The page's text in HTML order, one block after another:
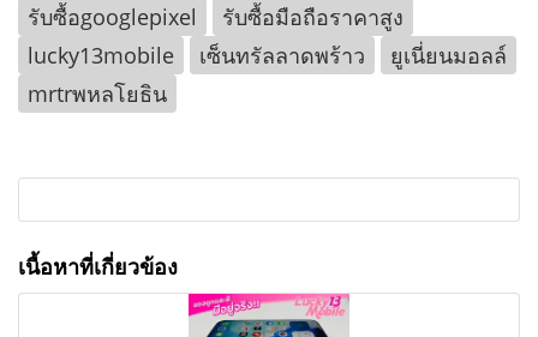
รับซื้อgooglepixel
รับซื้อมือถือราคาสูง
lucky13mobile
เซ็นทรัลลาดพร้าว
ยูเนี่ยนมอลล์
mrtrพหลโยธิน
เนื้อหาที่เกี่ยวข้อง